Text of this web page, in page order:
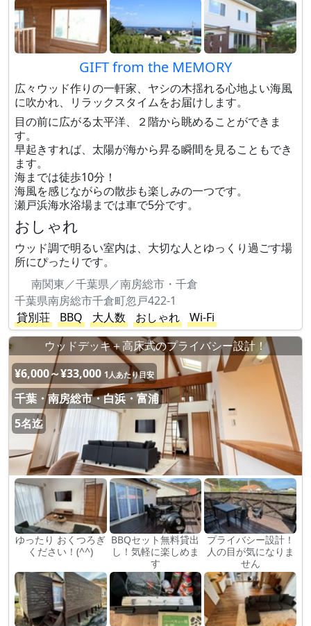
GIFT from the MEMORY
広々ウッド作りの一軒家、ヤシの木揺れる心地よい海風
に吹かれ、リラックスタイムをお届けします。
目の前に広がる太平洋、２階から眺めることができま
す。
早起きすれば、太陽が海から昇る瞬間を見ることもでき
ます。
海までは徒歩10分！
海風を感じながらの散歩も楽しみの一つです。
瀬戸浜海水浴場までは車で5分です。
おしゃれ
ウッド調で明るい室内は、大切な人とゆっくり過ごす場
所にぴったりです。
南関東／千葉県／南房総市・千倉
千葉県南房総市千倉町忽戸422-1
貸別荘
BBQ 大人数 おしゃれ
Wi-Fi
ウッドデッキ＋高床式のプライバシー設計！
¥6,000～¥33,000 1人あたり目安
千葉・南房総市・白浜・富浦
5名迄
ゆったり おくつろぎ
ください！(^^)
BBQセット無料貸出
し！気軽に楽しめま
す
プライバシー設計！
人の目が気になりま
せん